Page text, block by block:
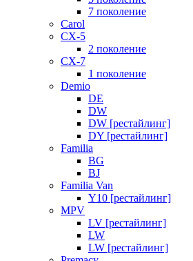
7 поколение
Carol
CX-5
2 поколение
CX-7
1 поколение
Demio
DE
DW
DW [рестайлинг]
DY [рестайлинг]
Familia
BG
BJ
Familia Van
Y10 [рестайлинг]
MPV
LV [рестайлинг]
LW
LW [рестайлинг]